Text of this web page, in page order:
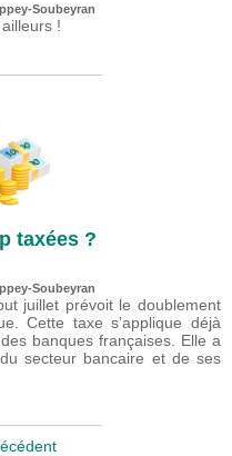
Soubeyran
!
taxées ?
Soubeyran
juillet prévoit le doublement
Cette taxe s’applique déjà
banques françaises. Elle a
secteur bancaire et de ses